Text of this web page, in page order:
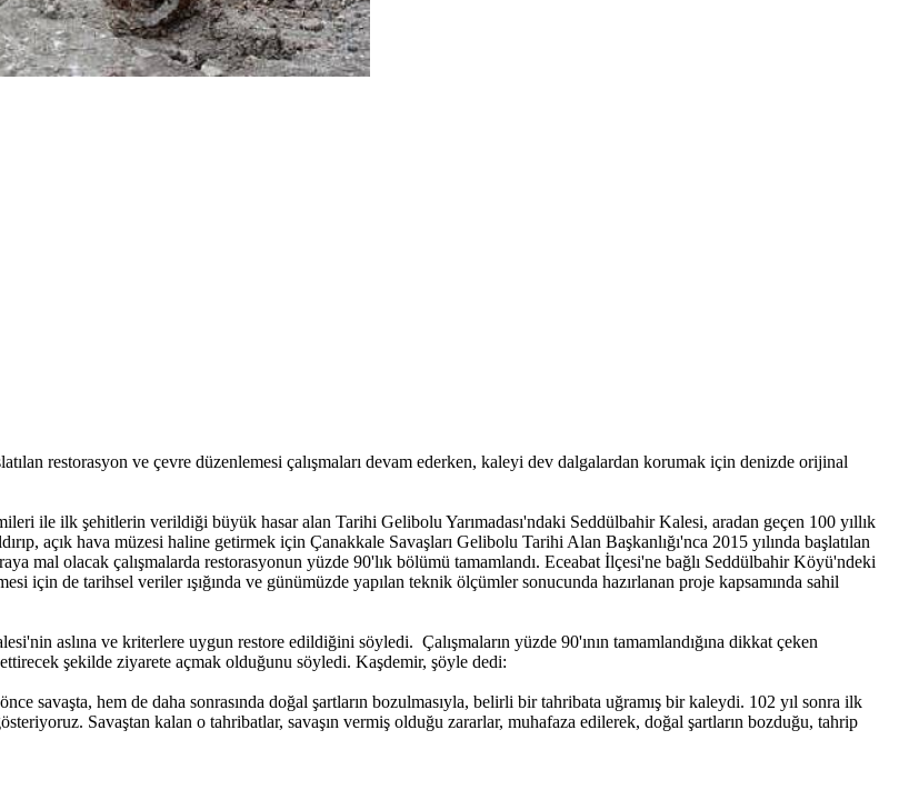
restorasyon ve çevre düzenlemesi çalışmaları devam ederken, kaleyi dev dalgalardan korumak için denizde orijinal
ile ilk şehitlerin verildiği büyük hasar alan Tarihi Gelibolu Yarımadası'ndaki Seddülbahir Kalesi, aradan geçen 100 yıllık
açık hava müzesi haline getirmek için Çanakkale Savaşları Gelibolu Tarihi Alan Başkanlığı'nca 2015 yılında başlatılan
mal olacak çalışmalarda restorasyonun yüzde 90'lık bölümü tamamlandı. Eceabat İlçesi'ne bağlı Seddülbahir Köyü'ndeki
için de tarihsel veriler ışığında ve günümüzde yapılan teknik ölçümler sonucunda hazırlanan proje kapsamında sahil
aslına ve kriterlere uygun restore edildiğini söyledi. Çalışmaların yüzde 90'ının tamamlandığına dikkat çeken
şekilde ziyarete açmak olduğunu söyledi. Kaşdemir, şöyle dedi:
savaşta, hem de daha sonrasında doğal şartların bozulmasıyla, belirli bir tahribata uğramış bir kaleydi. 102 yıl sonra ilk
Savaştan kalan o tahribatlar, savaşın vermiş olduğu zararlar, muhafaza edilerek, doğal şartların bozduğu, tahrip